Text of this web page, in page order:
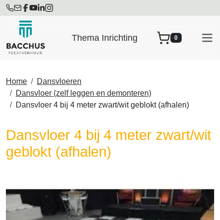
Thema Inrichting
winkelwagen
0
Home
Dansvloeren
Dansvloer (zelf leggen en demonteren)
Dansvloer 4 bij 4 meter zwart/wit geblokt (afhalen)
Dansvloer 4 bij 4 meter zwart/wit
geblokt (afhalen)